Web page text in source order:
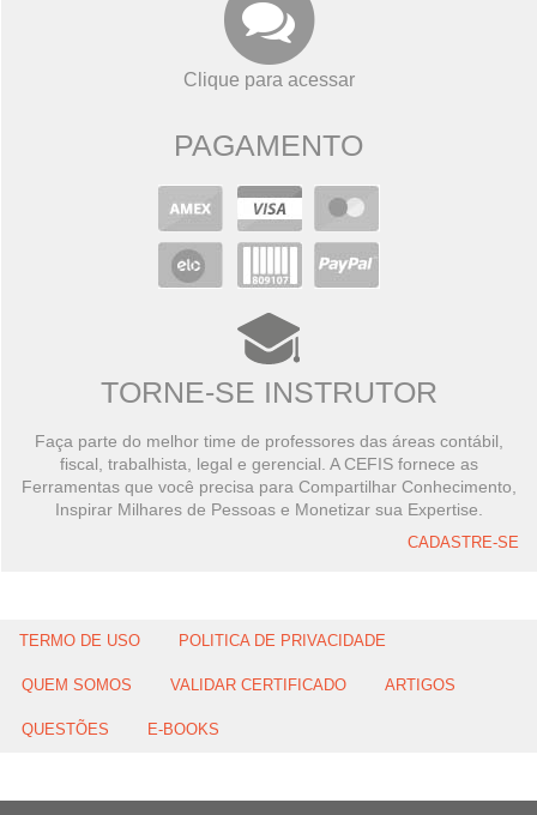
Clique para acessar
PAGAMENTO
TORNE-SE INSTRUTOR
Faça parte do melhor time de professores das áreas contábil,
fiscal, trabalhista, legal e gerencial. A CEFIS fornece as
Ferramentas que você precisa para Compartilhar Conhecimento,
Inspirar Milhares de Pessoas e Monetizar sua Expertise.
CADASTRE-SE
TERMO DE USO POLITICA DE PRIVACIDADE
QUEM SOMOS VALIDAR CERTIFICADO ARTIGOS
QUESTÕES E-BOOKS